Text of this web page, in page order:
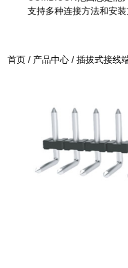
支持多种连接方法和安
首页 / 产品中心 / 插拔式接线